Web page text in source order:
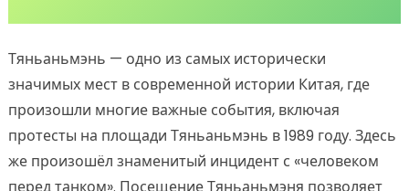
Тяньаньмэнь — одно из самых исторически
значимых мест в современной истории Китая, где
произошли многие важные события, включая
протесты на площади Тяньаньмэнь в 1989 году. Здесь
же произошёл знаменитый инцидент с «человеком
перед танком». Посещение Тяньаньмэня позволяет